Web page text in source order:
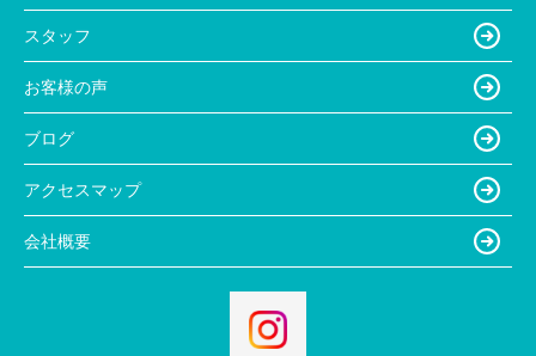
スタッフ
お客様の声
ブログ
アクセスマップ
会社概要